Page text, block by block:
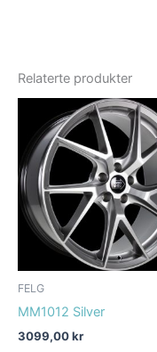
Relaterte produkter
FELG
MM1012 Silver
3099,00kr